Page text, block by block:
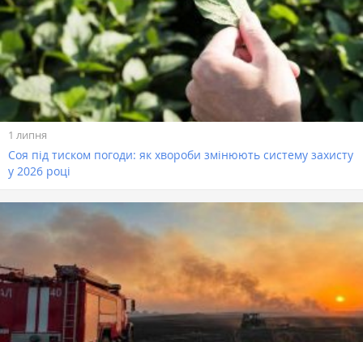
1 липня
Соя під тиском погоди: як хвороби змінюють систему захисту
у 2026 році